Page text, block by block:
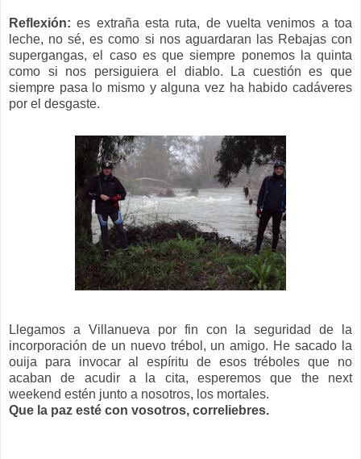
Reflexión: es extraña esta ruta, de vuelta venimos a toa
leche, no sé, es como si nos aguardaran las Rebajas con
supergangas, el caso es que siempre ponemos la quinta
como si nos persiguiera el diablo. La cuestión es que
siempre pasa lo mismo y alguna vez ha habido cadáveres
por el desgaste.
Llegamos a Villanueva por fin con la seguridad de la
incorporación de un nuevo trébol, un amigo. He sacado la
ouija para invocar al espíritu de esos tréboles que no
acaban de acudir a la cita, esperemos que the next
weekend estén junto a nosotros, los mortales.
Que la paz esté con vosotros, correliebres.